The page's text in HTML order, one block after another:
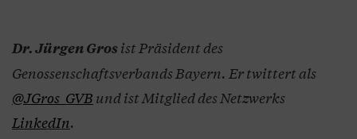
Dr. Jürgen Gros ist Präsident des
Genossenschaftsverbands Bayern. Er twittert als
@JGros_GVB und ist Mitglied des Netzwerks
LinkedIn.